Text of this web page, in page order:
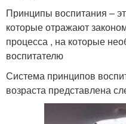
Принципы воспитания –
которые отражают
процесса , на которые
воспитателю
Система принципов
возраста представлена